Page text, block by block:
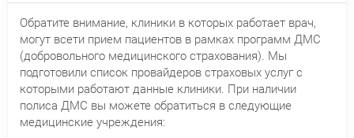
Обратите внимание, клиники в которых работает врач,
могут всети прием пациентов в рамках программ ДМС
(добровольного медицинского страхования). Мы
подготовили список провайдеров страховых услуг с
которыми работают данные клиники. При наличии
полиса ДМС вы можете обратиться в следующие
медицинские учреждения: